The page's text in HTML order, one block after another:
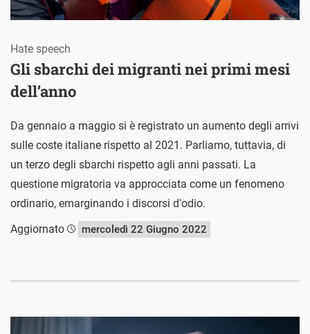
Gli sbarchi dei migranti nei primi mesi
dell’anno
Hate speech
Da gennaio a maggio si è registrato un aumento degli arrivi
sulle coste italiane rispetto al 2021. Parliamo, tuttavia, di
un terzo degli sbarchi rispetto agli anni passati. La
questione migratoria va approcciata come un fenomeno
ordinario, emarginando i discorsi d'odio.
Aggiornato
mercoledì 22 Giugno 2022